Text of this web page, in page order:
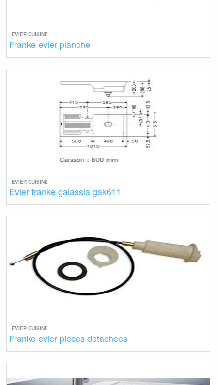
EVIER CUISINE
Franke evier planche
EVIER CUISINE
Evier franke galassia gak611
EVIER CUISINE
Franke evier pieces detachees